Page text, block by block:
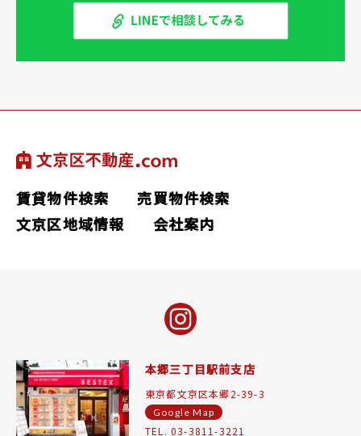
賃貸物件検索
売買物件検索
文京区地域情報
会社案内
本郷三丁目駅前支店
東京都文京区本郷2-39-3
Google Map
TEL. 03-3811-3221